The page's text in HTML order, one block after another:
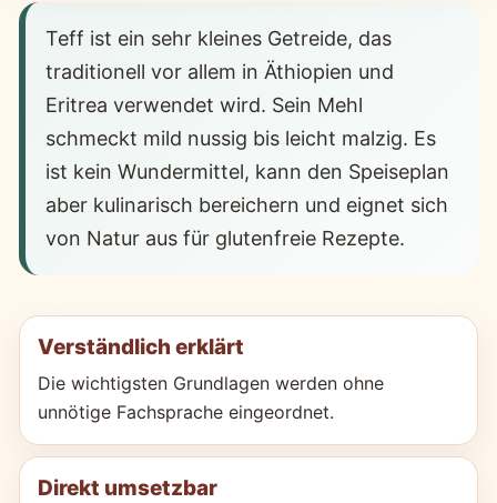
Teff ist ein sehr kleines Getreide, das
traditionell vor allem in Äthiopien und
Eritrea verwendet wird. Sein Mehl
schmeckt mild nussig bis leicht malzig. Es
ist kein Wundermittel, kann den Speiseplan
aber kulinarisch bereichern und eignet sich
von Natur aus für glutenfreie Rezepte.
Verständlich erklärt
Die wichtigsten Grundlagen werden ohne
unnötige Fachsprache eingeordnet.
Direkt umsetzbar